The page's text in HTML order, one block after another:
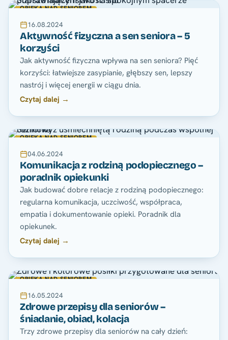
OPIEKA NAD SENIOREM
16.08.2024
Aktywność fizyczna a sen seniora – 5
korzyści
Jak aktywność fizyczna wpływa na sen seniora? Pięć
korzyści: łatwiejsze zasypianie, głębszy sen, lepszy
nastrój i więcej energii w ciągu dnia.
Czytaj dalej →
OPIEKA NAD SENIOREM
04.06.2024
Komunikacja z rodziną podopiecznego –
poradnik opiekunki
Jak budować dobre relacje z rodziną podopiecznego:
regularna komunikacja, uczciwość, współpraca,
empatia i dokumentowanie opieki. Poradnik dla
opiekunek.
Czytaj dalej →
OPIEKA NAD SENIOREM
16.05.2024
Zdrowe przepisy dla seniorów –
śniadanie, obiad, kolacja
Trzy zdrowe przepisy dla seniorów na cały dzień: